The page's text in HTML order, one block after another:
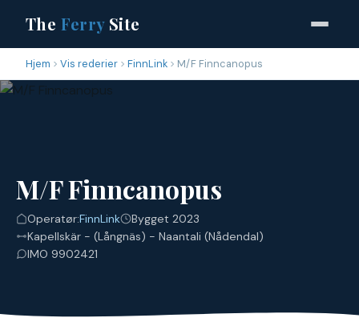
The FerrySite
Hjem Vis rederier FinnLink M/F Finncanopus
M/F Finncanopus
Operatør:FinnLink
Bygget 2023
Kapellskär - (Långnäs) - Naantali (Nådendal)
IMO 9902421